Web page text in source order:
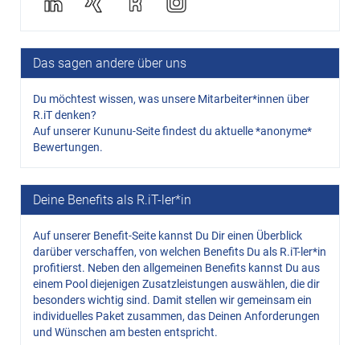
Das sagen andere über uns
Du möchtest wissen, was unsere Mitarbeiter*innen über
R.iT denken?
Auf unserer Kununu-Seite findest du aktuelle *anonyme*
Bewertungen.
Deine Benefits als R.iT-ler*in
Auf unserer Benefit-Seite kannst Du Dir einen Überblick
darüber verschaffen, von welchen Benefits Du als R.iT-ler*in
profitierst. Neben den allgemeinen Benefits kannst Du aus
einem Pool diejenigen Zusatzleistungen auswählen, die dir
besonders wichtig sind. Damit stellen wir gemeinsam ein
individuelles Paket zusammen, das Deinen Anforderungen
und Wünschen am besten entspricht.